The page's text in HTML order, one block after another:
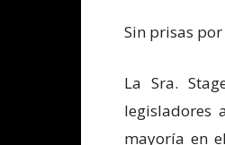
Sin prisas
La Sra.
legisladores
mayoría en